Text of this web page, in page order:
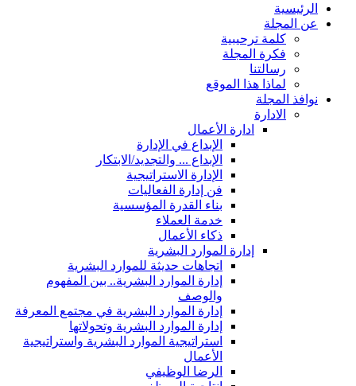
الرئيسية
عن المجلة
كلمة ترحيبية
فكرة المجلة
رسالتنا
لماذا هذا الموقع
نوافذ المجلة
الادارة
ادارة الأعمال
الإبداع في الإدارة
الإبداع ... والتجديد/الابتكار
الإدارة الاستراتيجية
فن إدارة الفعاليات
بناء القدرة المؤسسية
خدمة العملاء
ذكاء الأعمال
إدارة الموارد البشرية
اتجاهات حديثة للموارد البشرية
إدارة الموارد البشرية.. بين المفهوم
والوصف
إدارة الموارد البشرية في مجتمع المعرفة
إدارة الموارد البشرية وتحولاتها
استراتيجية الموارد البشرية واستراتيجية
الأعمال
الرضا الوظيفي